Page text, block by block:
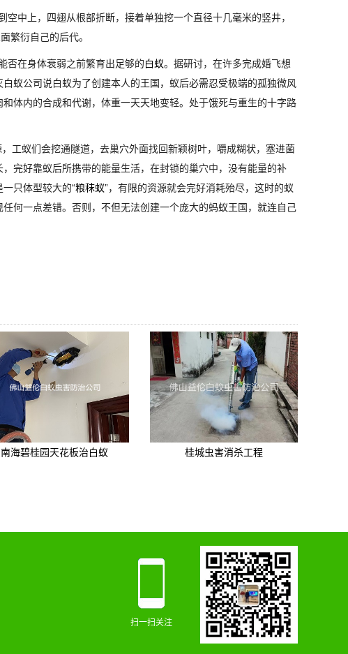
中上，四翅从根部折断，接着单独挖一个直径十几毫米的竖井，
繁衍自己的后代。
否在身体衰弱之前繁育出足够的白蚁。据研讨，在许多完成婚飞想
蚁公司说白蚁为了创建本人的王国，蚁后必需忍受极端的孤独微风
体内的合成和代谢，体重一天天地变轻。处于饿死与重生的十字路
工蚁们会挖通隧道，去巢穴外面找回新颖树叶，嚼成糊状，塞进菌
完好靠蚁后所携带的能量生活，在封锁的巢穴中，没有能量的补
只体型较大的“粮秣蚁”，有限的资源就会完好消耗殆尽，这时的蚁
何一点差错。否则，不但无法创建一个庞大的蚂蚁王国，就连自己
南海碧桂园天花板治白蚁 桂城虫害消杀工程
扫一扫关注